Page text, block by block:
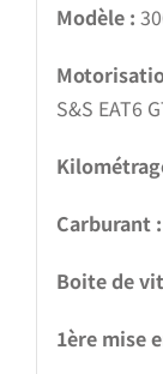
Modèle :
S&S EAT6
Carburant :
Boite de
1ère mise